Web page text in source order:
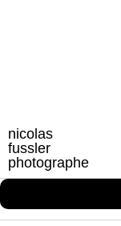
nicolas
fussler
photographe